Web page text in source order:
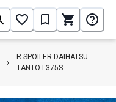
R SPOILER DAIHATSU
TANTO L375S